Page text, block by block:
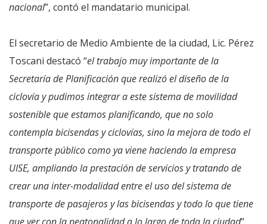
nacional”, contó el mandatario municipal.
El secretario de Medio Ambiente de la ciudad, Lic. Pérez
Toscani destacó “el trabajo muy importante de la
Secretaría de Planificación que realizó el diseño de la
ciclovía y pudimos integrar a este sistema de movilidad
sostenible que estamos planificando, que no solo
contempla bicisendas y ciclovías, sino la mejora de todo el
transporte público como ya viene haciendo la empresa
UISE, ampliando la prestación de servicios y tratando de
crear una inter-modalidad entre el uso del sistema de
transporte de pasajeros y las bicisendas y todo lo que tiene